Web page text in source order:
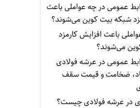
عمومیدرچه عواملی باعث
شبکه بیت کوین می‌شوند؟
باعث افزایش کارمزد
می‌شوند؟
عمومیدر عرشه فولادی
ضخامت و قیمت سقف
در عرشه فولادی چیست؟